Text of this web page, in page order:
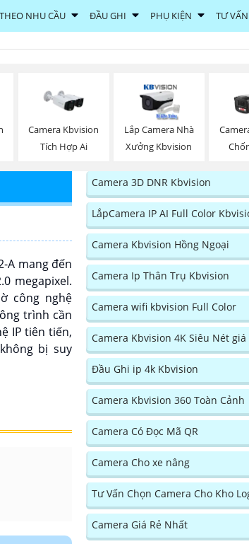
NHU CẦU ĐẦU GHI PHỤ KIỆN TƯ VẤN
Camera Kbvision
Tích Hợp Ai
Lắp Camera Nhà
Xưởng Kbvision
A mang đến
megapixel.
công nghệ
trình cần
IP tiên tiến,
bị suy
Camera 3D DNR Kbvision
LắpCamera IP AI Full Color
Camera Kbvision Hồng Ngoại
Camera Ip Thân Trụ Kbvision
Camera wifi kbvision Full Color
Camera Kbvision 4K Siêu Nét giá
Đầu Ghi ip 4k Kbvision
Camera Kbvision 360 Toàn Cảnh
Camera Có Đọc Mã QR
Camera Cho xe nâng
Tư Vấn Chọn Camera Cho Kho
Camera Giá Rẻ Nhất